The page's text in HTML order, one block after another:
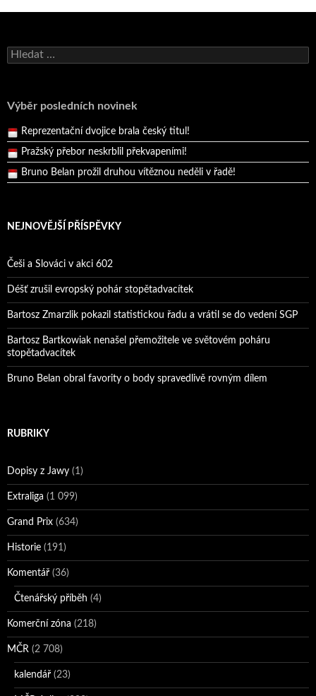
Vyhledávání
Výběr posledních novinek
Bruno Belan prožil druhou vítěznou neděli v řadě!
dráze!
Pražský přebor neskrblil překvapeními!
Bruno Belan prožil druhou vítěznou neděli v řadě!
Bartosz Bartkowiak vyhrál ve Svitavách také podruhé!
NEJNOVĚJŠÍ PŘÍSPĚVKY
Češi a Slováci v akci 602
Déšť zrušil evropský pohár stopětadvacítek
Bartosz Zmarzlik pokazil statistickou řadu a vrátil se do vedení SGP
Bartosz Bartkowiak nenašel přemožitele ve světovém poháru
stopětadvacítek
Bruno Belan obral favority o body spravedlivě rovným dílem
RUBRIKY
Dopisy z Jawy (1)
Extraliga (1 099)
Grand Prix (634)
Historie (191)
Komentář (36)
Čtenářský příběh (4)
Komerční zóna (218)
MČR (2 708)
kalendář (23)